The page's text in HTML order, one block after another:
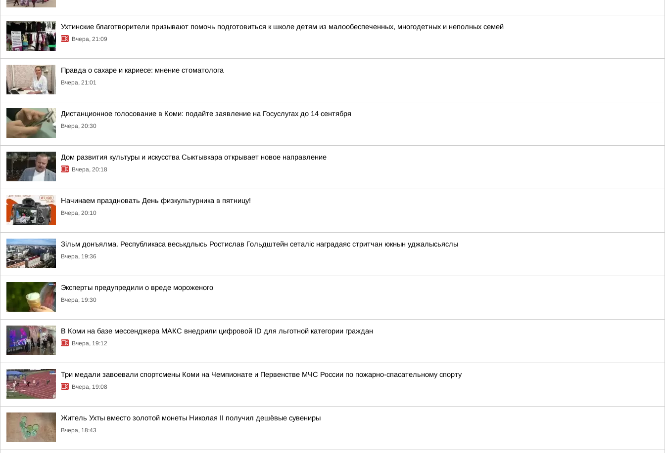
Ухтинские благотворители призывают помочь подготовиться к школе детям из малообеспеченных, многодетных и неполных семей
Вчера, 21:09
Правда о сахаре и кариесе: мнение стоматолога
Вчера, 21:01
Дистанционное голосование в Коми: подайте заявление на Госуслугах до 14 сентября
Вчера, 20:30
Дом развития культуры и искусства Сыктывкара открывает новое направление
Вчера, 20:18
Начинаем праздновать День физкультурника в пятницу!
Вчера, 20:10
Зільм донъялма. Республикаса веськдлысь Ростислав Гольдштейн сеталіс наградаяс стритчан юкнын уджалысьяслы
Вчера, 19:36
Эксперты предупредили о вреде мороженого
Вчера, 19:30
В Коми на базе мессенджера МАКС внедрили цифровой ID для льготной категории граждан
Вчера, 19:12
Три медали завоевали спортсмены Коми на Чемпионате и Первенстве МЧС России по пожарно-спасательному спорту
Вчера, 19:08
Житель Ухты вместо золотой монеты Николая II получил дешёвые сувениры
Вчера, 18:43